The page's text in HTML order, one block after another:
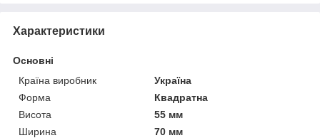
Характеристики
Основні
Країна виробник
Україна
Форма
Квадратна
Висота
55 мм
Ширина
70 мм